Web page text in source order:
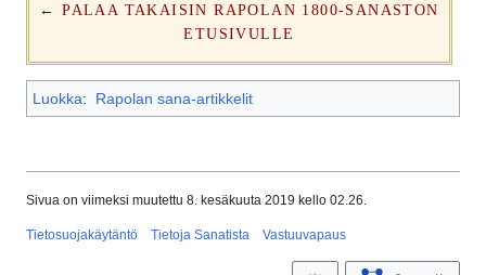
← PALAA TAKAISIN RAPOLAN 1800-SANASTON
ETUSIVULLE
Luokka: Rapolan sana-artikkelit
Sivua on viimeksi muutettu 8. kesäkuuta 2019 kello 02.26.
Tietosuojakäytäntö Tietoja Sanatista Vastuuvapaus